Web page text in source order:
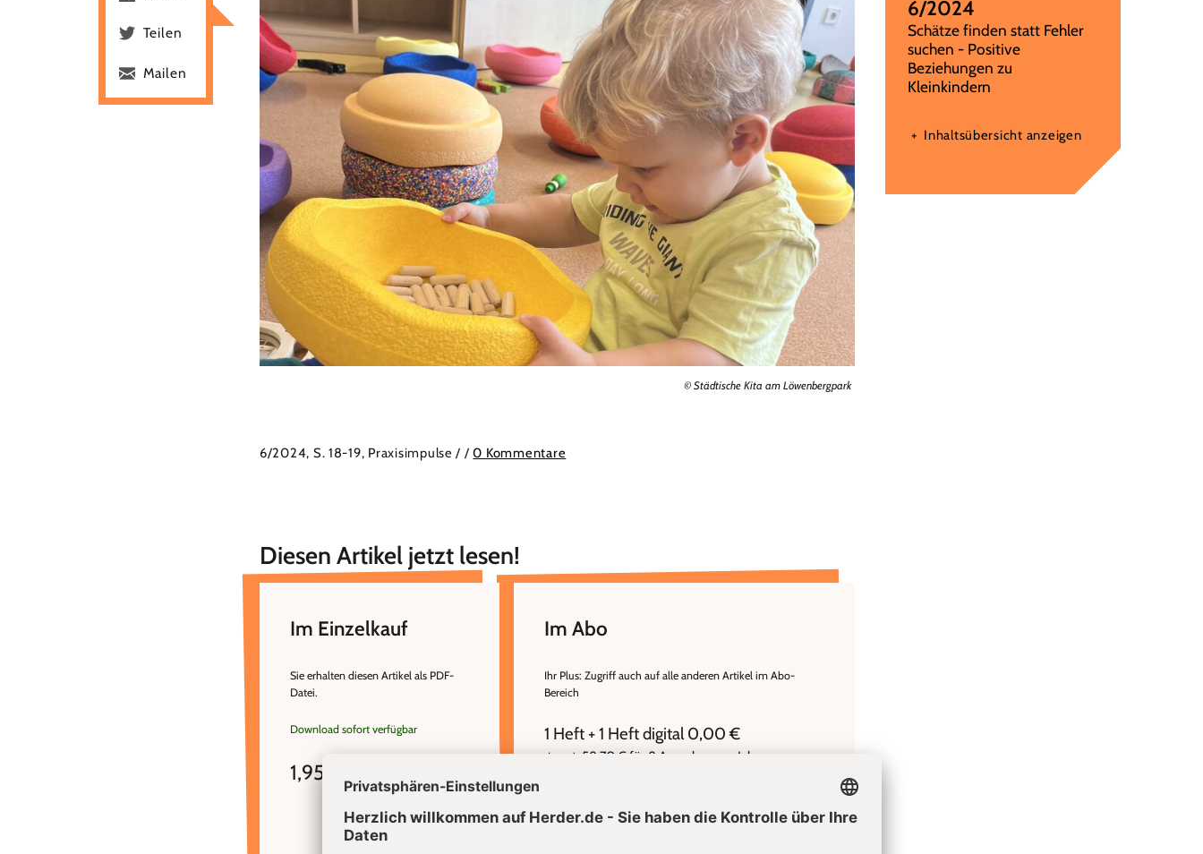
© Städtische Kita am Löwenbergpark
6/2024, S. 18-19, Praxisimpulse / /0 Kommentare
Diesen Artikel jetzt lesen!
Im Einzelkauf
Sie erhalten diesen Artikel als PDF-
Datei.
Download sofort verfügbar
1,95 €
Im Abo
Ihr Plus: Zugriff auch auf alle anderen Artikel im Abo-
Bereich
1 Heft + 1 Heft digital 0,00 €
danach 58,70 € für 8 Ausgaben pro Jahr +
Teilen
Mailen
6/2024
:
Schätze finden statt Fehler
suchen - Positive
Beziehungen zu
Kleinkindern
Inhaltsübersicht anzeigen